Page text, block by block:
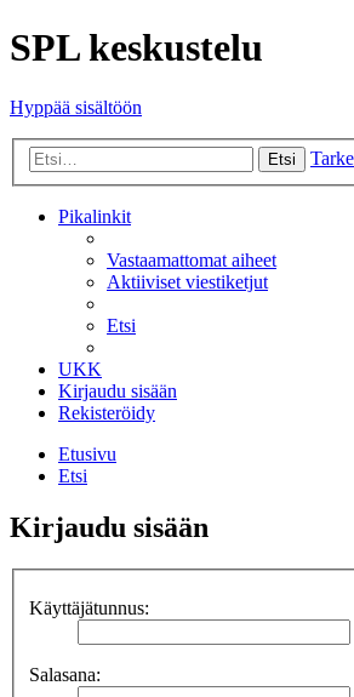
SPL keskustelu
Hyppää sisältöön
Etsi
Pikalinkit
Vastaamattomat aiheet
Aktiiviset viestiketjut
Etsi
UKK
Kirjaudu sisään
Rekisteröidy
Etusivu
Etsi
Kirjaudu sisään
Käyttäjätunnus:
Salasana: